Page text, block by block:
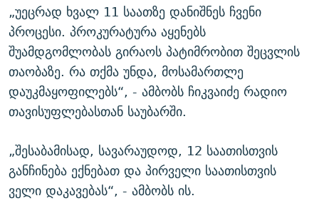
„უეცრად ხვალ 11 საათზე დანიშნეს ჩვენი
პროცესი. პროკურატურა აყენებს
შუამდგომლობას გირაოს პატიმრობით შეცვლის
თაობაზე. რა თქმა უნდა, მოსამართლე
დაუკმაყოფილებს“, - ამბობს ჩიკვაიძე რადიო
თავისუფლებასთან საუბარში.
„შესაბამისად, სავარაუდოდ, 12 საათისთვის
განჩინება ექნებათ და პირველი საათისთვის
ველი დაკავებას“, - ამბობს ის.